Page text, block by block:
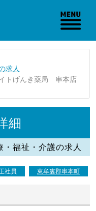
求人
トげんき薬局 串本店
細
福祉・介護の求人
社員 東牟婁郡串本町